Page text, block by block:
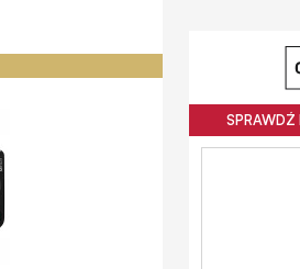
SPRAWDŹ